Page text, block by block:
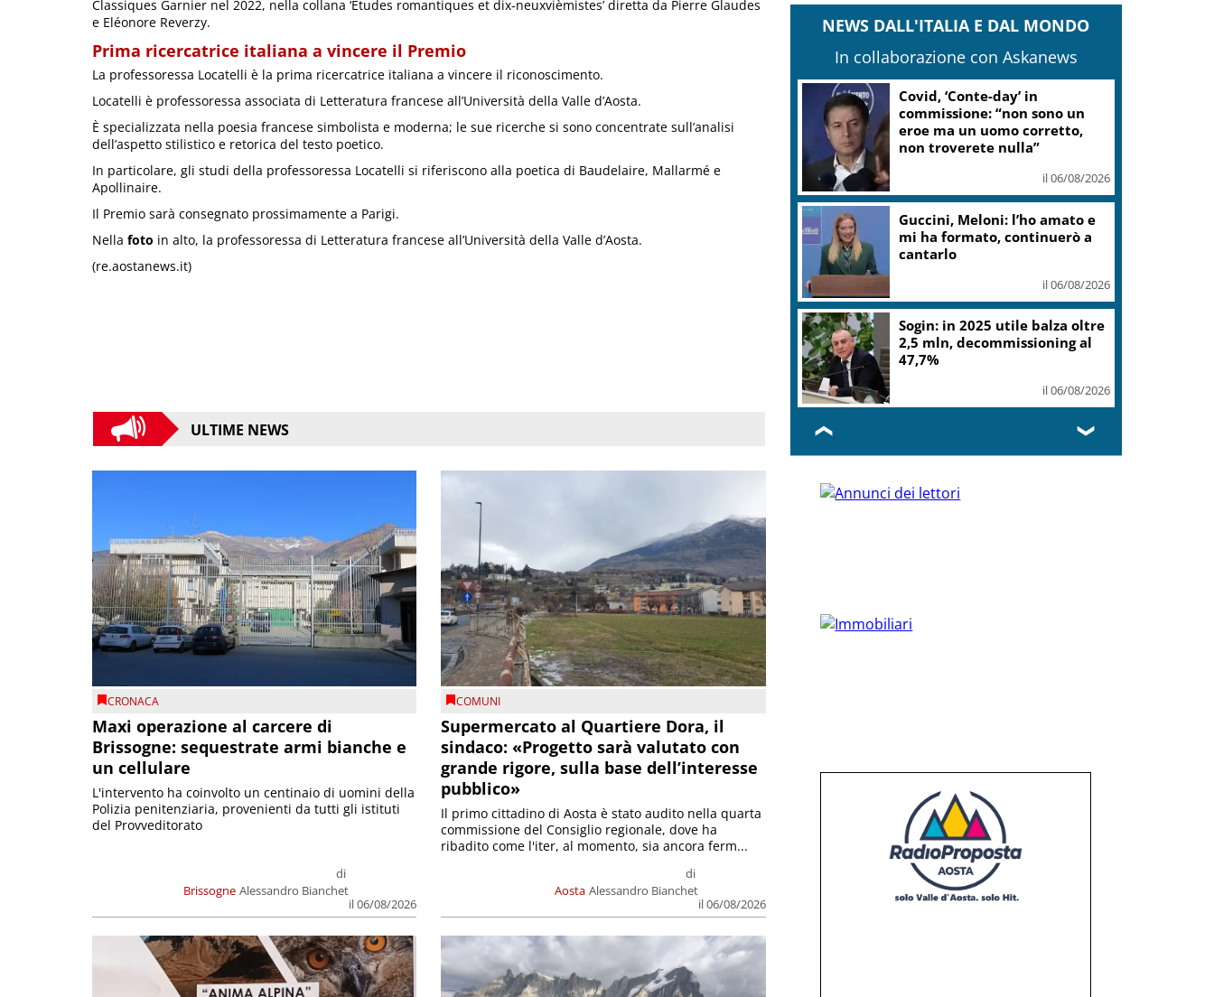
Classiques Garnier nel 2022, nella collana ‘Etudes romantiques et dix-neuxvièmistes’ diretta da Pierre Glaudes
e Eléonore Reverzy.
Prima ricercatrice italiana a vincere il Premio
La professoressa Locatelli è la prima ricercatrice italiana a vincere il riconoscimento.
Locatelli è professoressa associata di Letteratura francese all’Università della Valle d’Aosta.
È specializzata nella poesia francese simbolista e moderna; le sue ricerche si sono concentrate sull’analisi
dell’aspetto stilistico e retorica del testo poetico.
In particolare, gli studi della professoressa Locatelli si riferiscono alla poetica di Baudelaire, Mallarmé e
Apollinaire.
Il Premio sarà consegnato prossimamente a Parigi.
Nella foto in alto, la professoressa di Letteratura francese all’Università della Valle d’Aosta.
(re.aostanews.it)
ULTIME NEWS
CRONACA
Maxi operazione al carcere di
Brissogne: sequestrate armi bianche e
un cellulare
Brissogne
di
Alessandro Bianchet
il 06/08/2026
L'intervento ha coinvolto un centinaio di uomini della
Polizia penitenziaria, provenienti da tutti gli istituti
del Provveditorato
COMUNI
Supermercato al Quartiere Dora, il
sindaco: «Progetto sarà valutato con
grande rigore, sulla base dell’interesse
pubblico»
Aosta
di
Alessandro Bianchet
il 06/08/2026
Il primo cittadino di Aosta è stato audito nella quarta
commissione del Consiglio regionale, dove ha
ribadito come l'iter, al momento, sia ancora ferm...
NEWS DALL'ITALIA E DAL MONDO
In collaborazione con Askanews
Covid, ‘Conte-day’ in
commissione: “non sono un
eroe ma un uomo corretto,
non troverete nulla”
il 06/08/2026
Guccini, Meloni: l’ho amato e
mi ha formato, continuerò a
cantarlo
il 06/08/2026
Sogin: in 2025 utile balza oltre
2,5 mln, decommissioning al
47,7%
il 06/08/2026
❮ ❯